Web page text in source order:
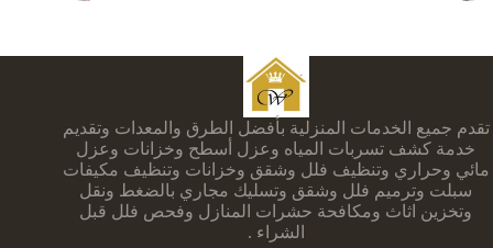
تقدم جميع الخدمات المنزلية بأفضل الطرق والمعدات وتقديم
خدمة كشف تسربات المياه وعزل أسطح وخزانات وعزل
مائي وحراري وتنظيف فلل وشقق وخزانات وتنظيف مكيفات
سبلت وترميم فلل وشقق وتسليك مجاري بالضغط ونقل
وتخزين اثاث ومكافحة حشرات المنازل وفحص فلل قبل
الشراء .